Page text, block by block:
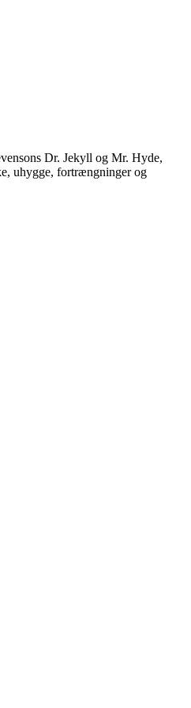
Dr. Jekyll og Mr. Hyde,
uhygge, fortrængninger og